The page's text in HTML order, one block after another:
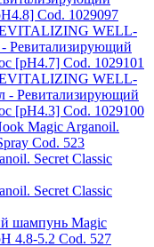
Cod. 1029097
WELL-
Ревитализирующий
[pH4.7] Cod. 1029101
WELL-
- Ревитализирующий
[pH4.3] Cod. 1029100
Magic Arganoil.
Cod. 523
Secret Classic
Secret Classic
шампунь Magic
4.8-5.2 Cod. 527